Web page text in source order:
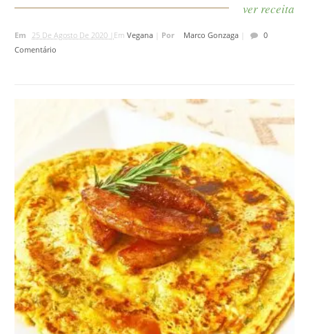
ver receita
Em 25 De Agosto De 2020 | EmVegana Por Marco Gonzaga
0
Comentário